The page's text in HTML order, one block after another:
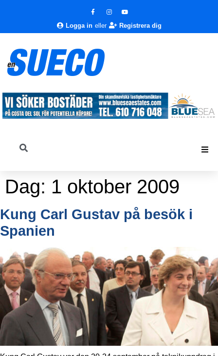
Logga in eller Registrera dig
Dag: 1 oktober 2009
Kung Carl Gustav på besök i
Spanien